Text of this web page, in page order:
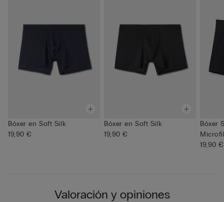
Bóxer en Soft Silk
19,90 €
Bóxer en Soft Silk
19,90 €
Bóxer
19,90 €
Valoración y opiniones